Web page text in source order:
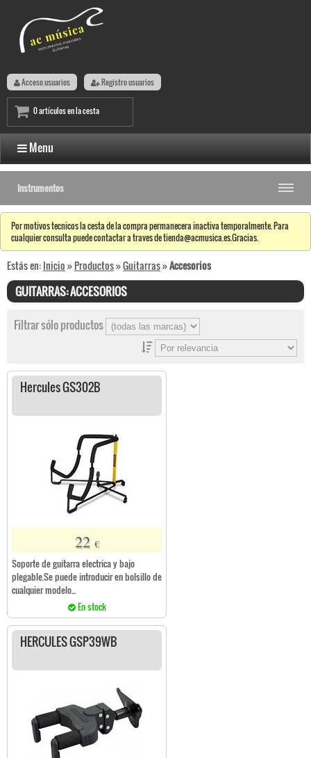
Acceso usuarios Registro usuarios
0 artículos en la cesta
Menu
Instrumentos
Por motivos tecnicos la cesta de la compra permanecera inactiva temporalmente. Para
cualquier consulta puede contactar a traves de tienda@acmusica.es.Gracias.
Estás en:Inicio»Productos»Guitarras»Accesorios
GUITARRAS: ACCESORIOS
Filtrar sólo productos
Hercules GS302B
22 €
Soporte de guitarra electrica y bajo
plegable.Se puede introducir en bolsillo de
cualquier modelo...
En stock
HERCULES GSP39WB